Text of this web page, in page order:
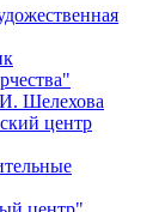
Шелехова
центр